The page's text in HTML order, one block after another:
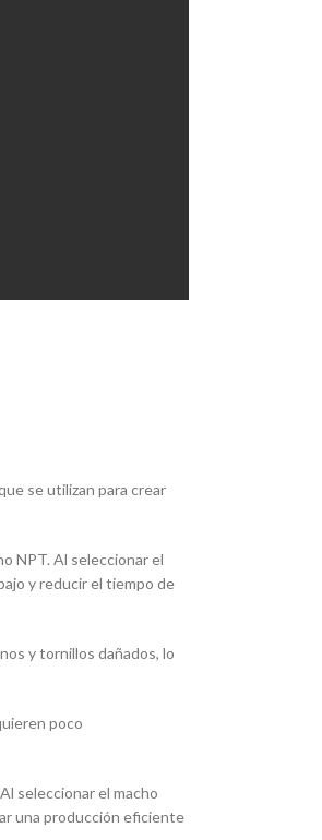
se utilizan para crear
NPT. Al seleccionar el
y reducir el tiempo de
y tornillos dañados, lo
poco
seleccionar el macho
una producción eficiente